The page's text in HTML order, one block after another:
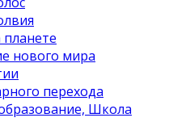
нового мира
перехода
Школа